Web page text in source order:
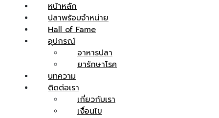
หน้าหลัก
ปลาพร้อมจำหน่าย
Hall of Fame
อุปกรณ์
อาหารปลา
ยารักษาโรค
บทความ
ติดต่อเรา
เกี่ยวกับเรา
เงื่อนไข